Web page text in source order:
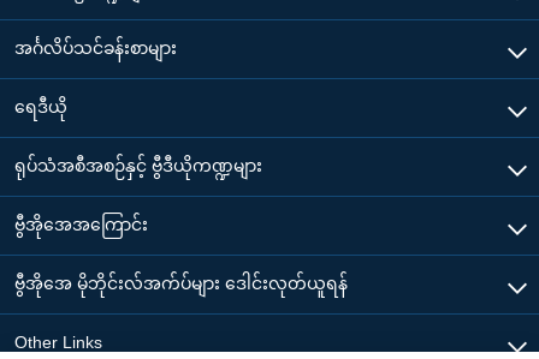
အင်္ဂလိပ်သင်ခန်းစာများ
ရေဒီယို
ရုပ်သံအစီအစဉ်နှင့် ဗွီဒီယိုကဏ္ဍများ
ဗွီအိုအေအကြောင်း
ဗွီအိုအေ မိုဘိုင်းလ်အက်ပ်များ ဒေါင်းလုတ်ယူရန်
Other Links